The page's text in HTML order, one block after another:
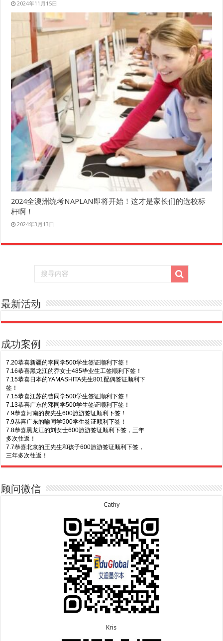
2024年11月15日
2024全澳洲统考NAPLAN即将开始！这才是家长们的选校标
杆啊！
2024年3月13日
最新活动
成功案例
Business offer！
8.6恭喜江苏的谢先生600旅游签证顺利下签，三年多
8.5恭喜江苏的杨女士190技术移民签证顺利下签！
8.3恭喜黑龙江的刘女士864父母签证顺利下签！
8.3恭喜天津的陈同学和妈妈590+500学生签证顺利
7.29恭喜日本的Motegi女士485工作签证顺利下签！
7.28恭喜山东的李先生189技术移民签证顺利下签！
7.24恭喜辽宁的蔡同学500学生签证顺利下签！
7.22恭喜安徽的吴先生190技术移民签证顺利下签！
7.22恭喜尼泊尔的Shrestha先生491州担保签证顺利
7.20恭喜新疆的李同学500学生签证顺利下签！
7.16恭喜黑龙江的乔女士485毕业生工签顺利下签！
7.15恭喜日本的YAMASHITA先生801配偶签证顺利下
签！
7.15恭喜江苏的曹同学500学生签证顺利下签！
7.13恭喜广东的邓同学500学生签证顺利下签！
7.9恭喜河南的费先生600旅游签证顺利下签！
7.9恭喜广东的喻同学500学生签证顺利下签！
7.8恭喜黑龙江的刘女士600旅游签证顺利下签，三年
多次往返！
7.7恭喜北京的王先生和孩子600旅游签证顺利下签，
三年多次往返！
顾问微信
Cathy
Kris